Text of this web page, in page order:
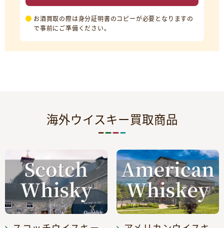
お酒買取の際は身分証明書のコピーが必要となりますの
で事前にご準備ください。
海外ウイスキー買取商品